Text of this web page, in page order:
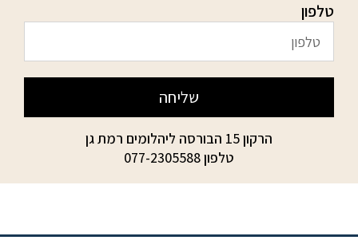
טלפון
שליחה
הרקון 15 הבורסה ליהלומים רמת גן
טלפון077-2305588